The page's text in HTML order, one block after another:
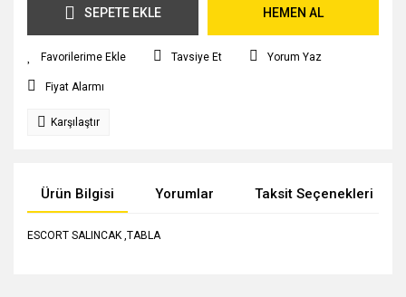
SEPETE EKLE HEMEN AL
Tavsiye Et Yorum Yaz
Fiyat Alarmı
Karşılaştır
Ürün Bilgisi Yorumlar Taksit Seçenekleri
ESCORT SALINCAK ,TABLA